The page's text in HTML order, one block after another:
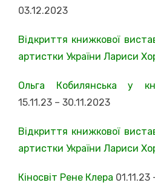
03.12.2023
Відкриття книжкової
артистки України Лариси
Ольга Кобилянська у
15.11.23 – 30.11.2023
Відкриття книжкової
артистки України Лариси
Кіносвіт Рене Клера 01.11.23